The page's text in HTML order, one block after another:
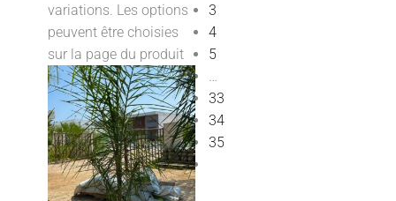
variations. Les options
peuvent être choisies
sur la page du produit
3
4
5
…
33
34
35